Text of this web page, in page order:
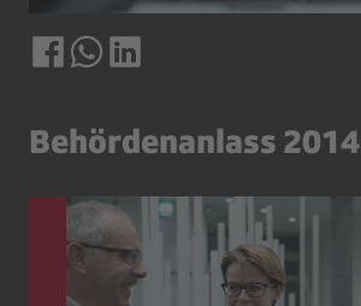
Behördenanlass 2014